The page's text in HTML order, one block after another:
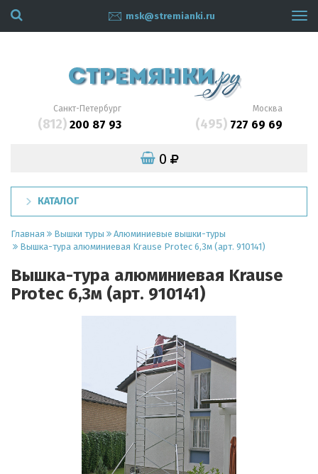
msk@stremianki.ru
Санкт-Петербург
(812) 200 87 93
Москва
(495)727 69 69
0
КАТАЛОГ
Главная Вышки туры
Алюминиевые вышки-туры
Вышка-тура алюминиевая Krause Protec 6,3м (арт. 910141)
Вышка-тура алюминиевая Krause
Protec 6,3м (арт. 910141)